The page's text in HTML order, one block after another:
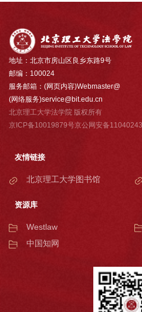
地址：北京市房山区良乡东路9号
邮编：100024
服务邮箱：(网页内容)Webmaster@
(网络服务)service@bit.edu.cn
北京理工大学法学院 版权所有
京ICP备10019879号京公网安备
友情链接
北京理工大学图书馆
资源库
Westlaw
中国知网